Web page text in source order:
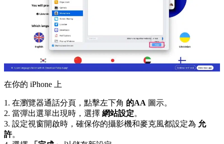
在你的 iPhone 上
1. 在瀏覽器通話分頁，點擊左下角 的AA 圖示。
2. 當彈出選單出現時，選擇 網站設定。
3. 設定視窗開啟時，確保你的攝影機和麥克風都設定為 允
許。